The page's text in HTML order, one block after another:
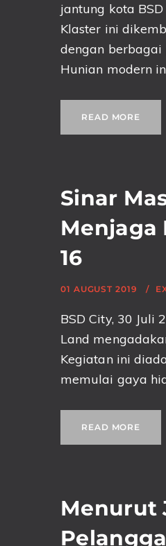
jantung kota
Klaster ini
dengan berbagai
Hunian modern
READ MORE
Sinar
Menjaga
16
01 AUGUST 2019
BSD City, 30 Juli
Land
Kegiatan ini
memulai gaya
READ MORE
Menurut